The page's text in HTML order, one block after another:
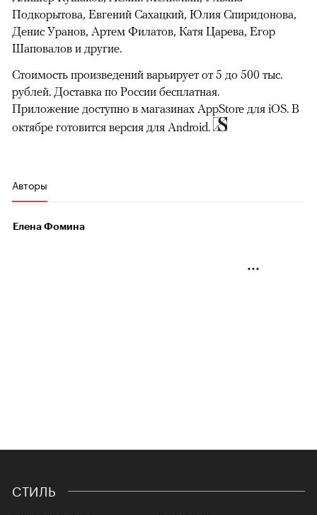
Подкорытова, Евгений Сахацкий, Юлия Спиридонова,
Денис Уранов, Артем Филатов, Катя Царева, Егор
Шаповалов и другие.
Стоимость произведений варьирует от 5 до 500 тыс.
рублей. Доставка по России бесплатная.
Приложение доступно в магазинах AppStore для iOS. В
октябре готовится версия для Android.
Авторы
Елена Фомина
СТИЛЬ